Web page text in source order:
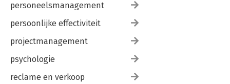
personeelsmanagement
persoonlijke effectiviteit
projectmanagement
psychologie
reclame en verkoop